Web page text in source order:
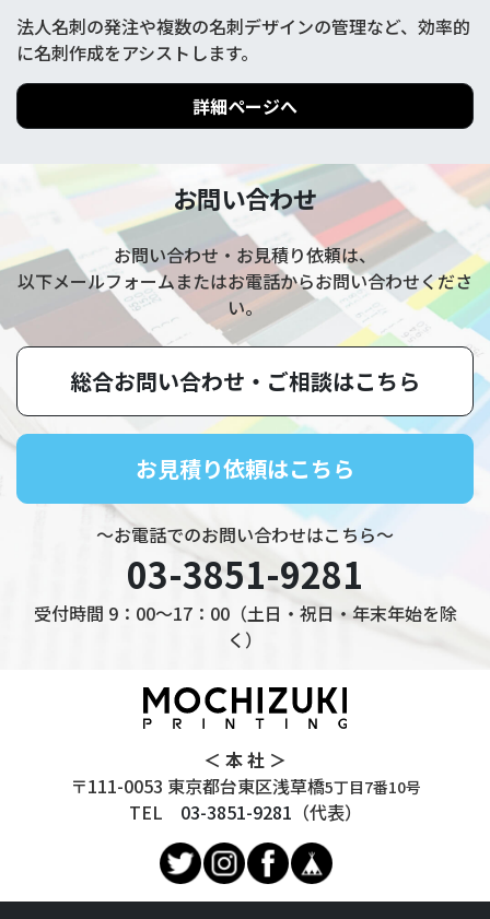
法人名刺の発注や複数の名刺デザインの管理など、効率的
に名刺作成をアシストします。
詳細ページへ
お問い合わせ
お問い合わせ・お見積り依頼は、
以下メールフォームまたはお電話からお問い合わせくださ
い。
総合お問い合わせ・ ご相談はこちら
お見積り依頼はこちら
～お電話でのお問い合わせはこちら～
03-3851-9281
受付時間 9：00～17：00（土日・祝日・年末年始を除
く）
＜ 本 社 ＞
〒111-0053 東京都台東区浅草橋5丁目7番10号
TEL 03-3851-9281 （代表）